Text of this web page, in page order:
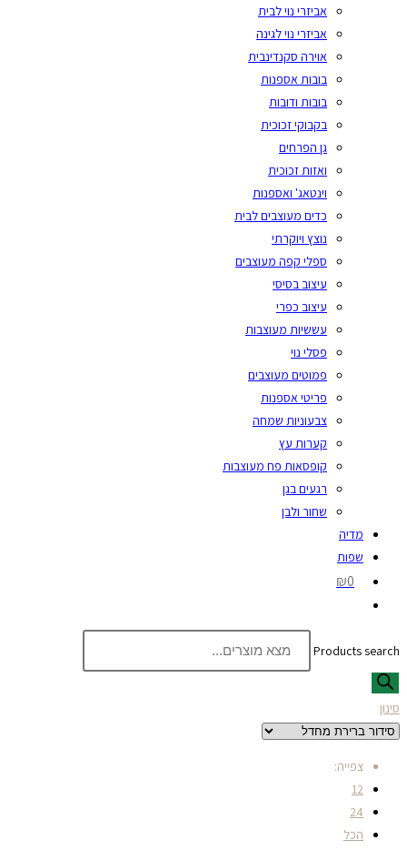
אביזרי נוי לבית
אביזרי נוי לגינה
אוירה סקנדינבית
בובות אספנות
בובות ודובות
בקבוקי זכוכית
גן הפרחים
ואזות זכוכית
וינטאג' ואספנות
כדים מעוצבים לבית
נוצץ ויוקרתי
ספלי קפה מעוצבים
עיצוב בסיסי
עיצוב כפרי
עששיות מעוצבות
פסלי נוי
פמוטים מעוצבים
פריטי אספנות
צבעוניות שמחה
קערות עץ
קופסאות פח מעוצבות
רגעים בגן
שחור ולבן
מדיה
שפות
₪0
Products search
סינון
צפייה:
12
24
הכל